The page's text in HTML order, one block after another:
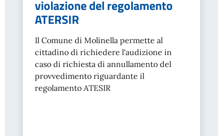
violazione del regolamento
ATERSIR
Il Comune di Molinella permette al
cittadino di richiedere l'audizione in
caso di richiesta di annullamento del
provvedimento riguardante il
regolamento ATESIR